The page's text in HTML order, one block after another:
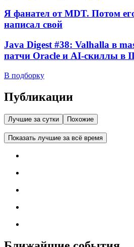
Я фанател от MDT. Потом
написал свой
Java Digest #38: Valhalla в
патчи Oracle и AI-скиллы в
В подборку
Публикации
Лучшие за сутки Похожие
Показать лучшие за всё время